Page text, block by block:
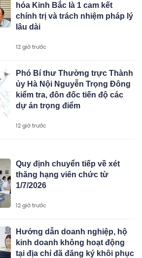
hóa Kinh Bắc là 1 cam kết
chính trị và trách nhiệm pháp lý
lâu dài
12 giờ trước
Phó Bí thư Thường trực Thành
ủy Hà Nội Nguyễn Trọng Đông
kiểm tra, đôn đốc tiến độ các
dự án trọng điểm
12 giờ trước
Quy định chuyển tiếp về xét
thăng hạng viên chức từ
1/7/2026
12 giờ trước
Hướng dẫn doanh nghiệp, hộ
kinh doanh không hoạt động
tại địa chỉ đã đăng ký khôi phục